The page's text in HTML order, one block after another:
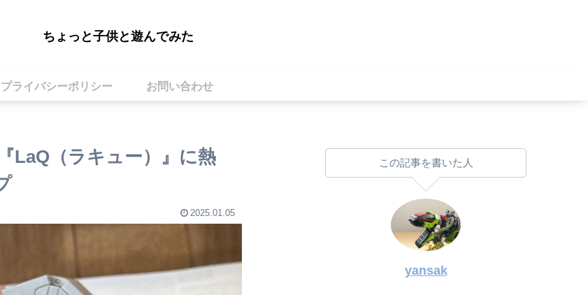
ちょっと子供と遊んでみた
プライバシーポリシー お問い合わせ
LaQ（ラキュー）』に熱
2025.01.05
この記事を書いた人
yansak